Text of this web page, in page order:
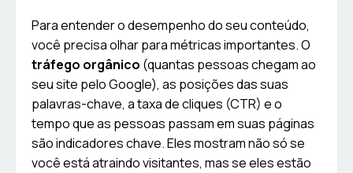
Para entender o desempenho do seu conteúdo,
você precisa olhar para métricas importantes. O
tráfego orgânico (quantas pessoas chegam ao
seu site pelo Google), as posições das suas
palavras-chave, a taxa de cliques (CTR) e o
tempo que as pessoas passam em suas páginas
são indicadores chave. Eles mostram não só se
você está atraindo visitantes, mas se eles estão